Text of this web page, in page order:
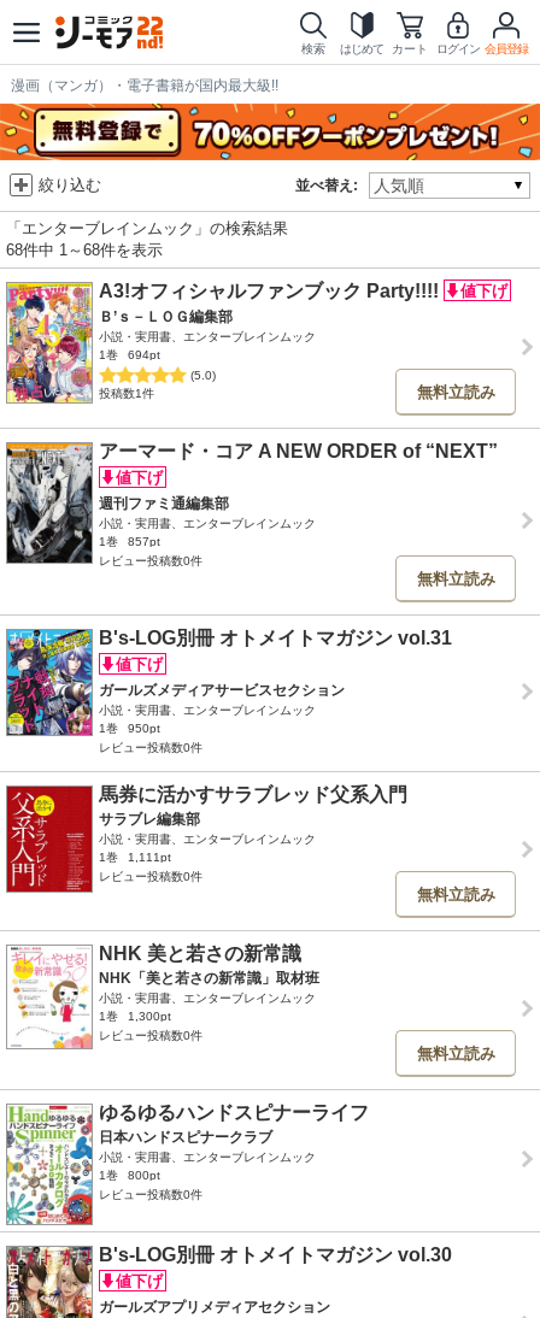
検索 はじめて カート ログイン 会員登録
漫画（マンガ）・電子書籍が国内最大級!!
並べ替え:
絞り込む
「エンターブレインムック」の検索結果
68件中 1～68件を表示
A3!オフィシャルファンブック Party!!!!
Ｂ’ｓ－ＬＯＧ編集部
小説・実用書、エンターブレインムック
1巻
694pt
(5.0)
投稿数1件
無料立読み
アーマード・コア A NEW ORDER of “NEXT”
週刊ファミ通編集部
小説・実用書、エンターブレインムック
1巻
857pt
レビュー投稿数0件
無料立読み
B's-LOG別冊 オトメイトマガジン vol.31
ガールズメディアサービスセクション
小説・実用書、エンターブレインムック
1巻
950pt
レビュー投稿数0件
馬券に活かすサラブレッド父系入門
サラブレ編集部
小説・実用書、エンターブレインムック
1巻
1,111pt
レビュー投稿数0件
無料立読み
NHK 美と若さの新常識
NHK「美と若さの新常識」取材班
小説・実用書、エンターブレインムック
1巻
1,300pt
レビュー投稿数0件
無料立読み
ゆるゆるハンドスピナーライフ
日本ハンドスピナークラブ
小説・実用書、エンターブレインムック
1巻
800pt
レビュー投稿数0件
B's-LOG別冊 オトメイトマガジン vol.30
ガールズアプリメディアセクション